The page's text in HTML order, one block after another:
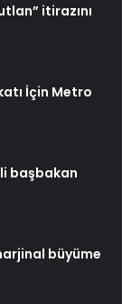
itirazını
İçin Metro
başbakan
büyüme